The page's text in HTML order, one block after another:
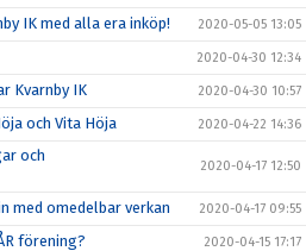
IK med alla era inköp! 2020-05-05 13:05
2020-04-30 12:34
Kvarnby IK 2020-04-30 10:57
och Vita Höja 2020-04-22 14:36
och
2020-04-17 12:50
med omedelbar verkan 2020-04-17 09:55
förening? 2020-04-15 17:17